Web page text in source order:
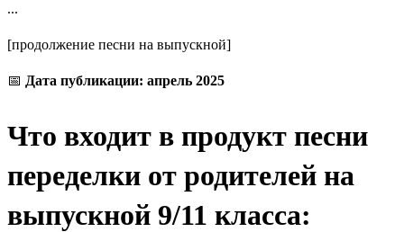
...
[продолжение песни на выпускной]
📅 Дата публикации: апрель 2025
Что входит в продукт песни
переделки от родителей на
выпускной 9/11 класса: